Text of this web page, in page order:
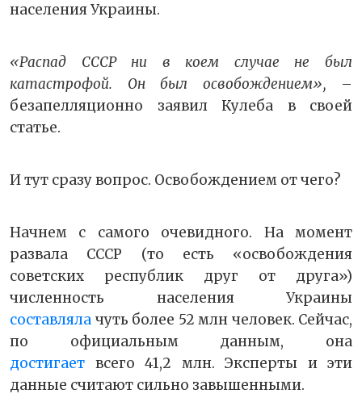
населения Украины.
«Распад СССР ни в коем случае не был
катастрофой. Он был освобождением», –
безапелляционно заявил Кулеба в своей
статье.
И тут сразу вопрос. Освобождением от чего?
Начнем с самого очевидного. На момент
развала СССР (то есть «освобождения
советских республик друг от друга»)
численность населения Украины
составляла чуть более 52 млн человек. Сейчас,
по официальным данным, она
достигает всего 41,2 млн. Эксперты и эти
данные считают сильно завышенными.